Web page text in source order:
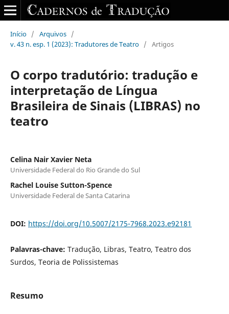
Início / Arquivos /
v. 43 n. esp. 1 (2023): Tradutores de Teatro / Artigos
O corpo tradutório: tradução e
interpretação de Língua
Brasileira de Sinais (LIBRAS) no
teatro
Celina Nair Xavier Neta
Universidade Federal do Rio Grande do Sul
Rachel Louise Sutton-Spence
Universidade Federal de Santa Catarina
DOI: https://doi.org/10.5007/2175-7968.2023.e92181
Palavras-chave: Tradução, Libras, Teatro, Teatro dos
Surdos, Teoria de Polissistemas
Resumo